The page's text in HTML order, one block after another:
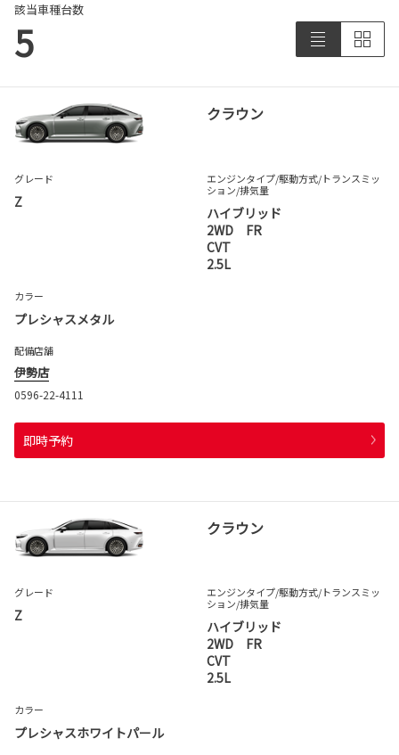
該当車種台数
5
クラウン
グレード
Z
エンジンタイプ/駆動方式/トランスミッ
ション/排気量
ハイブリッド
2WD FR
CVT
2.5L
カラー
プレシャスメタル
配備店舗
伊勢店
0596-22-4111
即時予約
クラウン
グレード
Z
エンジンタイプ/駆動方式/トランスミッ
ション/排気量
ハイブリッド
2WD FR
CVT
2.5L
カラー
プレシャスホワイトパール